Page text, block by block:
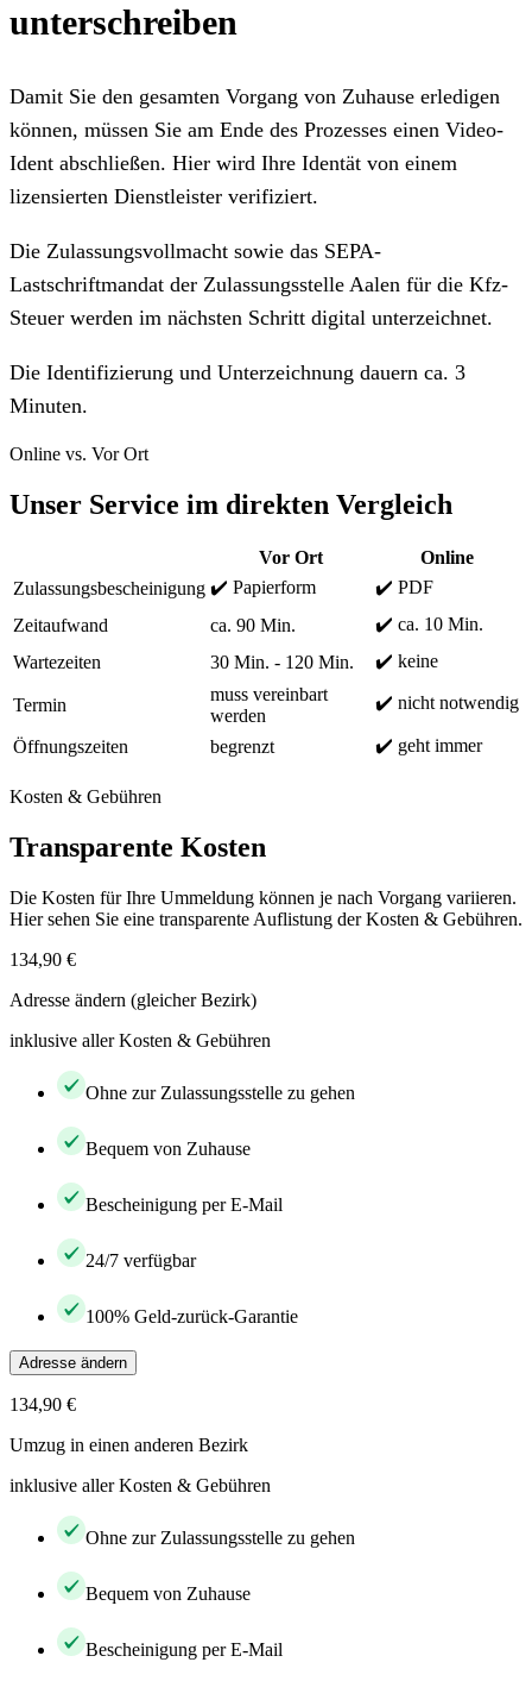
unterschreiben
Damit Sie den gesamten Vorgang von Zuhause erledigen
können, müssen Sie am Ende des Prozesses einen Video-
Ident abschließen. Hier wird Ihre Identät von einem
lizensierten Dienstleister verifiziert.
Die Zulassungsvollmacht sowie das SEPA-
Lastschriftmandat der Zulassungsstelle Aalen für die Kfz-
Steuer werden im nächsten Schritt digital unterzeichnet.
Die Identifizierung und Unterzeichnung dauern ca. 3
Minuten.
Online vs. Vor Ort
Unser Service im direkten Vergleich
Vor Ort
Online
Zulassungsbescheinigung ✔️ Papierform
✔️ PDF
Zeitaufwand
ca. 90 Min.
✔️ ca. 10 Min.
Wartezeiten
30 Min. - 120 Min. ✔️ keine
Termin
muss vereinbart
werden
✔️ nicht notwendig
Öffnungszeiten begrenzt ✔️ geht immer
Kosten & Gebühren
Transparente Kosten
Die Kosten für Ihre Ummeldung können je nach Vorgang variieren.
Hier sehen Sie eine transparente Auflistung der Kosten & Gebühren.
134,90 €
Adresse ändern (gleicher Bezirk)
inklusive aller Kosten & Gebühren
Ohne zur Zulassungsstelle zu gehen
Bequem von Zuhause
Bescheinigung per E-Mail
24/7 verfügbar
100% Geld-zurück-Garantie
Adresse ändern
134,90 €
Umzug in einen anderen Bezirk
inklusive aller Kosten & Gebühren
Ohne zur Zulassungsstelle zu gehen
Bequem von Zuhause
Bescheinigung per E-Mail